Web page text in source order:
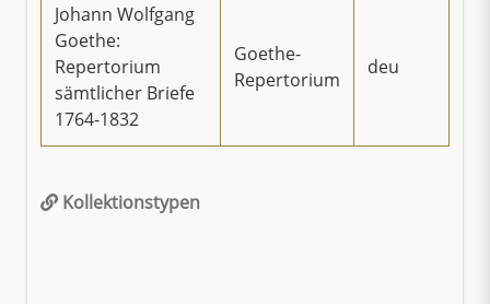
Johann Wolfgang
Goethe:
Repertorium
sämtlicher Briefe
1764-1832
Goethe-
Repertorium
deu
Kollektionstypen